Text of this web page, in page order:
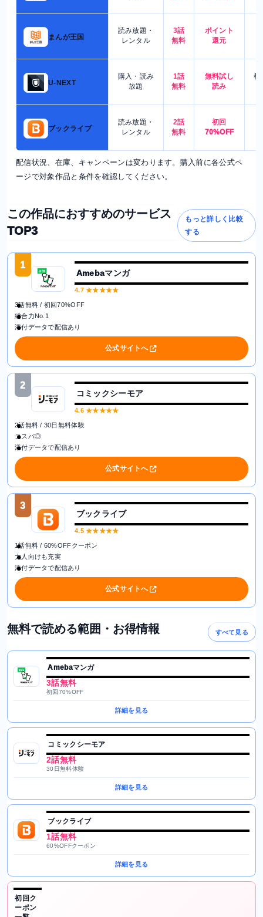
まんが王国
読み放題・
レンタル
3話
無料
ポイント
還元
U-NEXT
購入・読み
放題
1話
無料
無料試し
読み
都
ブックライブ
読み放題・
レンタル
2話
無料
初回
70%OFF
配信状況、在庫、キャンペーンは変わります。購入前に各公式ペ
ージで対象作品と条件を確認してください。
この作品におすすめのサービス
TOP3
もっと詳しく比較
する
1
Amebaマンガ
4.7★★★★★
3話無料 / 初回70%OFF
総合力No.1
添付データで配信あり
公式サイトへ
2
コミックシーモア
4.6★★★★★
2話無料 / 30日無料体験
コスパ◎
添付データで配信あり
公式サイトへ
3
ブックライブ
4.5★★★★★
1話無料 / 60%OFFクーポン
大人向けも充実
添付データで配信あり
公式サイトへ
無料で読める範囲・お得情報 すべて見る
Amebaマンガ
3話無料
初回70%OFF
詳細を見る
コミックシーモア
2話無料
30日無料体験
詳細を見る
ブックライブ
1話無料
60%OFFクーポン
詳細を見る
初回ク
ーポン